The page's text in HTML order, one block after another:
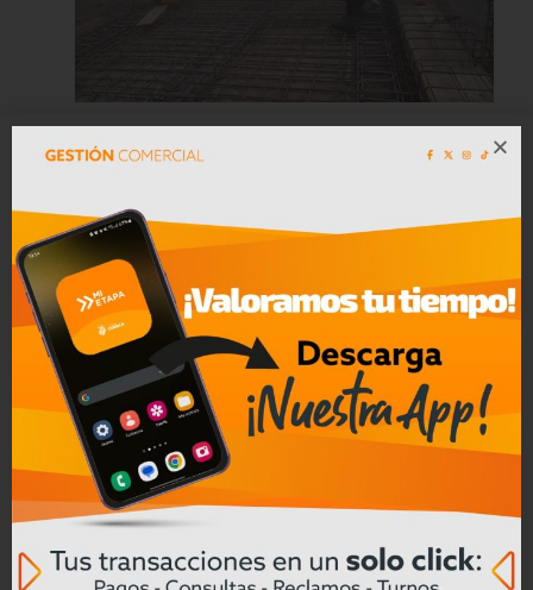
Más de 7 mil habitantes de Molleturo
del puente sobre el río Sadracay
Leer mas
04/08/2026